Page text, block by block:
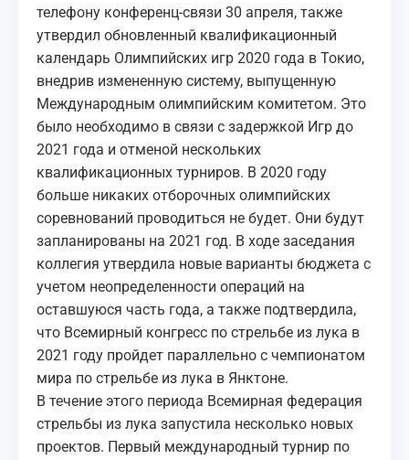
телефону конференц-связи 30 апреля, также
утвердил обновленный квалификационный
календарь Олимпийских игр 2020 года в Токио,
внедрив измененную систему, выпущенную
Международным олимпийским комитетом. Это
было необходимо в связи с задержкой Игр до
2021 года и отменой нескольких
квалификационных турниров. В 2020 году
больше никаких отборочных олимпийских
соревнований проводиться не будет. Они будут
запланированы на 2021 год. В ходе заседания
коллегия утвердила новые варианты бюджета с
учетом неопределенности операций на
оставшуюся часть года, а также подтвердила,
что Всемирный конгресс по стрельбе из лука в
2021 году пройдет параллельно с чемпионатом
мира по стрельбе из лука в Янктоне.
В течение этого периода Всемирная федерация
стрельбы из лука запустила несколько новых
проектов. Первый международный турнир по